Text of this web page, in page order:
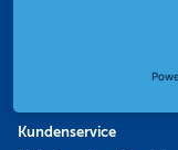
Kundenservice